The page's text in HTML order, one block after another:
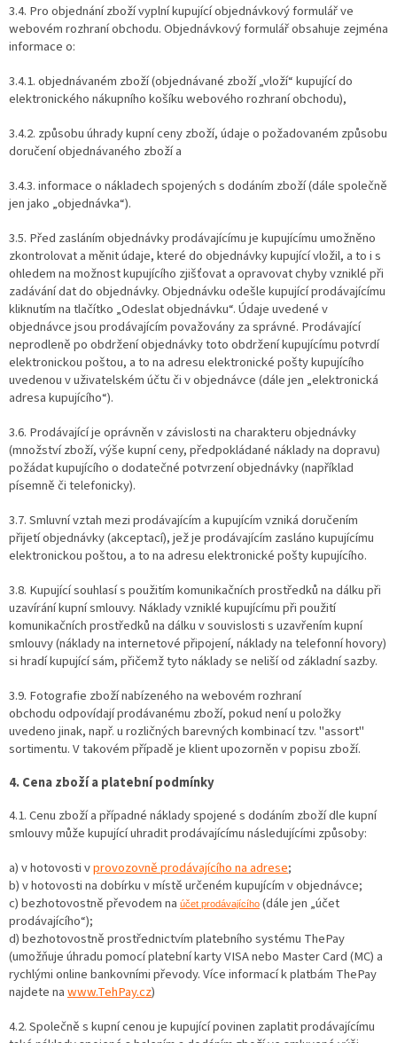
3.4. Pro objednání zboží vyplní kupující objednávkový formulář ve
webovém rozhraní obchodu. Objednávkový formulář obsahuje zejména
informace o:
3.4.1. objednávaném zboží (objednávané zboží „vloží“ kupující do
elektronického nákupního košíku webového rozhraní obchodu),
3.4.2. způsobu úhrady kupní ceny zboží, údaje o požadovaném způsobu
doručení objednávaného zboží a
3.4.3. informace o nákladech spojených s dodáním zboží (dále společně
jen jako „objednávka“).
3.5. Před zasláním objednávky prodávajícímu je kupujícímu umožněno
zkontrolovat a měnit údaje, které do objednávky kupující vložil, a to i s
ohledem na možnost kupujícího zjišťovat a opravovat chyby vzniklé při
zadávání dat do objednávky. Objednávku odešle kupující prodávajícímu
kliknutím na tlačítko „Odeslat objednávku“. Údaje uvedené v
objednávce jsou prodávajícím považovány za správné. Prodávající
neprodleně po obdržení objednávky toto obdržení kupujícímu potvrdí
elektronickou poštou, a to na adresu elektronické pošty kupujícího
uvedenou v uživatelském účtu či v objednávce (dále jen „elektronická
adresa kupujícího“).
3.6. Prodávající je oprávněn v závislosti na charakteru objednávky
(množství zboží, výše kupní ceny, předpokládané náklady na dopravu)
požádat kupujícího o dodatečné potvrzení objednávky (například
písemně či telefonicky).
3.7. Smluvní vztah mezi prodávajícím a kupujícím vzniká doručením
přijetí objednávky (akceptací), jež je prodávajícím zasláno kupujícímu
elektronickou poštou, a to na adresu elektronické pošty kupujícího.
3.8. Kupující souhlasí s použitím komunikačních prostředků na dálku při
uzavírání kupní smlouvy. Náklady vzniklé kupujícímu při použití
komunikačních prostředků na dálku v souvislosti s uzavřením kupní
smlouvy (náklady na internetové připojení, náklady na telefonní hovory)
si hradí kupující sám, přičemž tyto náklady se neliší od základní sazby.
3.9. Fotografie zboží nabízeného na webovém rozhraní
obchodu odpovídají prodávanému zboží, pokud není u položky
uvedeno jinak, např. u rozličných barevných kombinací tzv. "assort"
sortimentu. V takovém případě je klient upozorněn v popisu zboží.
4. Cena zboží a platební podmínky
4.1. Cenu zboží a případné náklady spojené s dodáním zboží dle kupní
smlouvy může kupující uhradit prodávajícímu následujícími způsoby:
a) v hotovosti vprovozovně prodávajícího na adrese;
b) v hotovosti na dobírku v místě určeném kupujícím v objednávce;
c) bezhotovostně převodem na účet prodávajícího (dále jen „účet
prodávajícího“);
d) bezhotovostně prostřednictvím platebního systému ThePay
(umožňuje úhradu pomocí platební karty VISA nebo Master Card (MC) a
rychlými online bankovními převody. Více informací k platbám ThePay
najdete nawww.TehPay.cz)
4.2. Společně s kupní cenou je kupující povinen zaplatit prodávajícímu